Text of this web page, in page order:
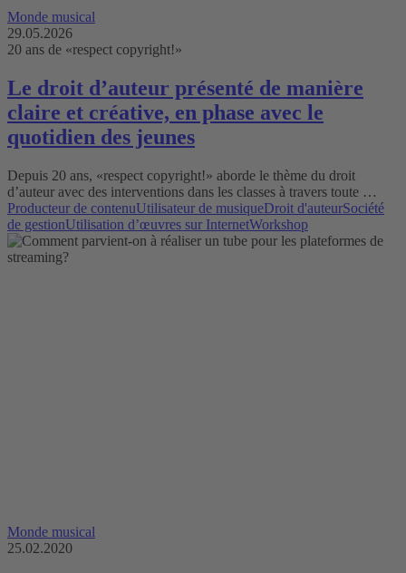
Monde musical
29.05.2026
20 ans de «respect copyright!»
Le droit d’auteur présenté de manière
claire et créative, en phase avec le
quotidien des jeunes
Depuis 20 ans, «respect copyright!» aborde le thème du droit
d’auteur avec des interventions dans les classes à travers toute …
Producteur de contenuUtilisateur de musiqueDroit d'auteurSociété
de gestionUtilisation d’œuvres sur InternetWorkshop
Monde musical
25.02.2020